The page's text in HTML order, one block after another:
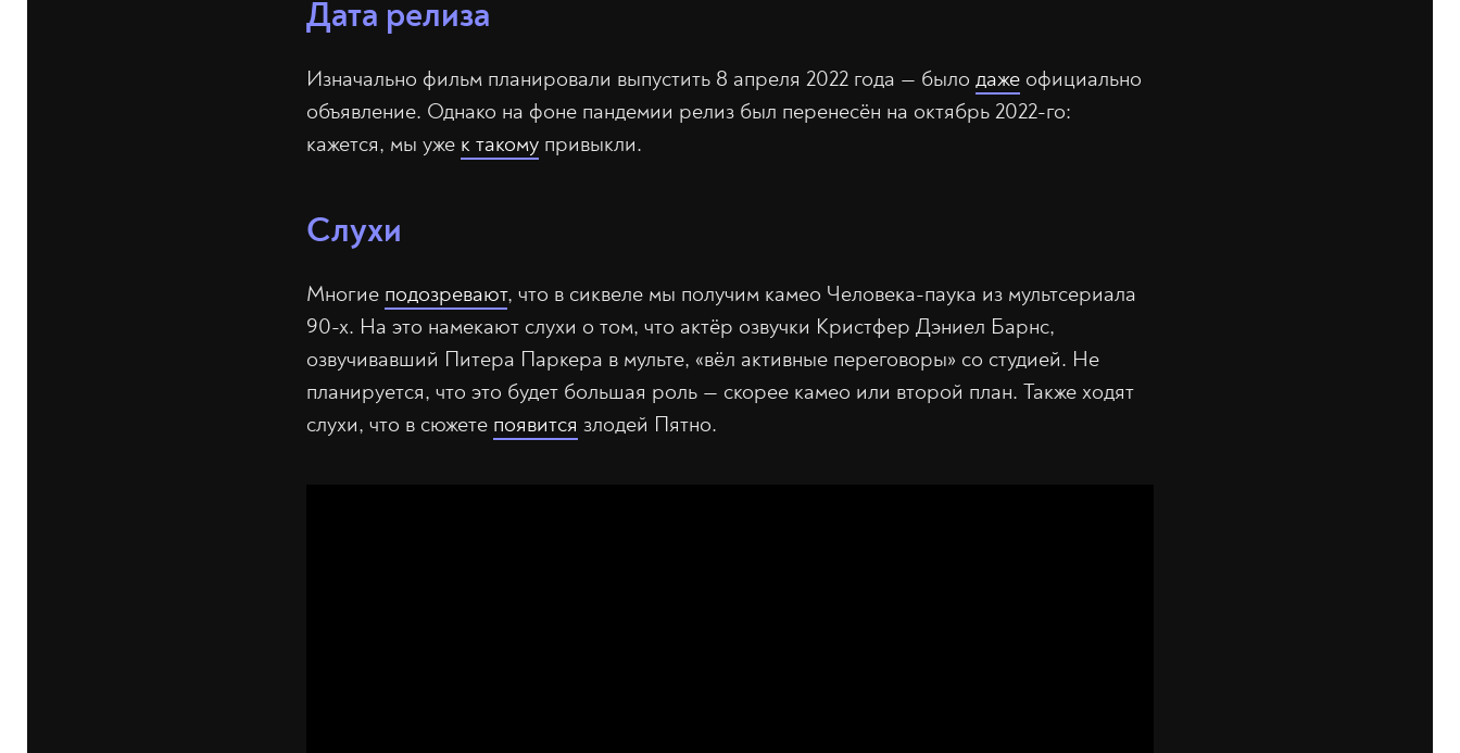
Дата релиза
Изначально фильм планировали выпустить 8 апреля 2022 года — было даже официально
объявление. Однако на фоне пандемии релиз был перенесён на октябрь 2022-го:
кажется, мы уже к такому привыкли.
Слухи
Многие подозревают, что в сиквеле мы получим камео Человека-паука из мультсериала
90-х. На это намекают слухи о том, что актёр озвучки Кристфер Дэниел Барнс,
озвучивавший Питера Паркера в мульте, «вёл активные переговоры» со студией. Не
планируется, что это будет большая роль — скорее камео или второй план. Также ходят
слухи, что в сюжете появится злодей Пятно.